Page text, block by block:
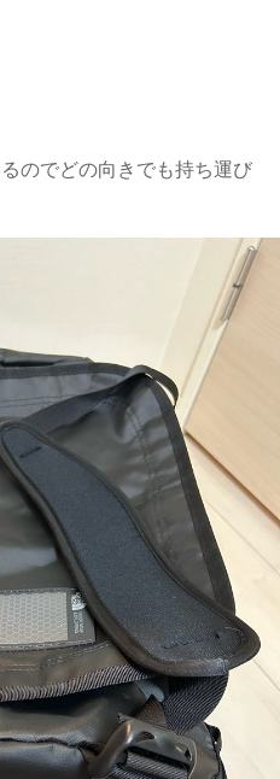
のでどの向きでも持ち運び